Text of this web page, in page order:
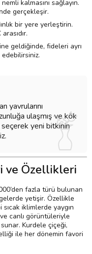
kalmasını sağlayın.
gerçekleşir.
bir yere yerleştirin.
geldiğinde, fideleri ayrı
yavrularını
ulaşmış ve kök
seçerek yeni bitkinin
ve Özellikleri
fazla türü bulunan
yetişir. Özellikle
iklimlerde yaygın
canlı görüntüleriyle
Kurdele çiçeği,
ile her dönemin favori